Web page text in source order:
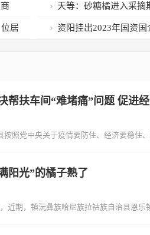
长：2022年度经济学家
天等：砂糖橘进入采摘
居 资阳挂出2023年国资
帮扶车间“难堵痛”问题 促进
按照党中央关于疫情要防住、经济要稳住
阳光”的橘子熟了
近期，镇沅彝族哈尼族拉祜族自治县恩